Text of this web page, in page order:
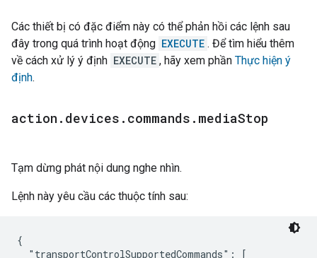
Các thiết bị có đặc điểm này có thể phản hồi các lệnh sau
đây trong quá trình hoạt động EXECUTE . Để tìm hiểu thêm
về cách xử lý ý định EXECUTE , hãy xem phần Thực hiện ý
định.
action . devices . commands . mediaStop
Tạm dừng phát nội dung nghe nhìn.
Lệnh này yêu cầu các thuộc tính sau:
{
  "transportControlSupportedCommands": [